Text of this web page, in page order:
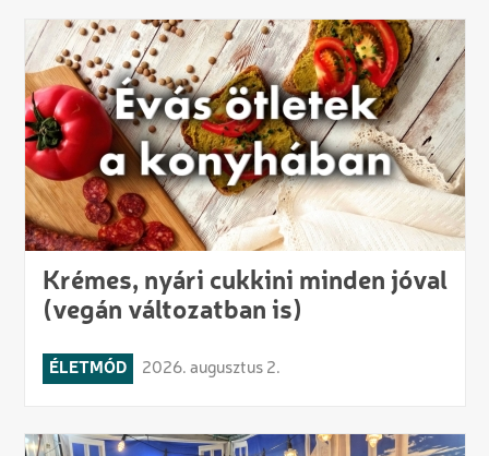
Krémes, nyári cukkini minden jóval
(vegán változatban is)
ÉLETMÓD 2026. augusztus 2.